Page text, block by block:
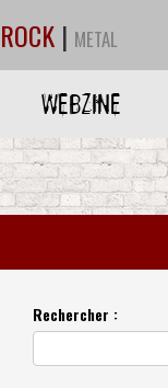
ROCK | METAL
WEBZINE
Rechercher :